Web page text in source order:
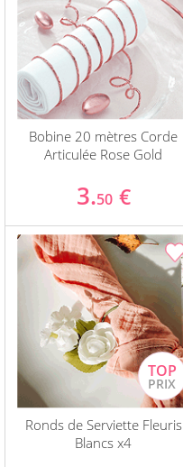
Bobine 20 mètres Corde
Articulée Rose Gold
3.50 €
Ronds de Serviette Fleuris
Blancs x4